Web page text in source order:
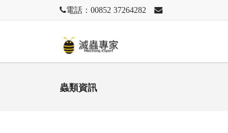
電話：00852 37264282
蟲類資訊